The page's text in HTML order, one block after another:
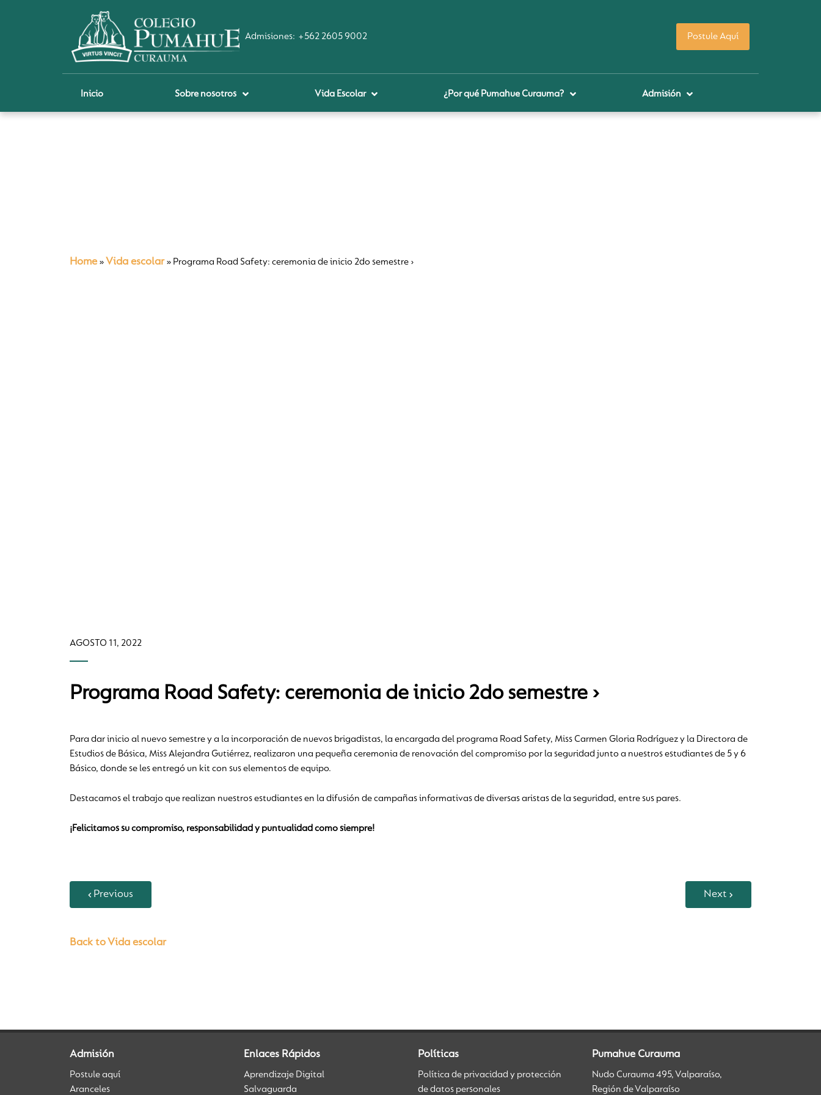
Admisiones: +562 2605 9002 Postule Aquí
Inicio Sobre nosotros Vida Escolar ¿Por qué Pumahue Curauma? Admisión
Home » Vida escolar» Programa Road Safety: ceremonia de inicio 2do semestre ›
AGOSTO 11, 2022
Programa Road Safety: ceremonia de inicio 2do semestre ›
Para dar inicio al nuevo semestre y a la incorporación de nuevos brigadistas, la encargada del programa Road Safety, Miss Carmen Gloria Rodríguez y la Directora de
Estudios de Básica, Miss Alejandra Gutiérrez, realizaron una pequeña ceremonia de renovación del compromiso por la seguridad junto a nuestros estudiantes de 5 y 6
Básico, donde se les entregó un kit con sus elementos de equipo.
Destacamos el trabajo que realizan nuestros estudiantes en la difusión de campañas informativas de diversas aristas de la seguridad, entre sus pares.
¡Felicitamos su compromiso, responsabilidad y puntualidad como siempre!
Previous Next
Back to Vida escolar
Admisión
Postule aquí
Aranceles
Enlaces Rápidos
Aprendizaje Digital
Salvaguarda
Políticas
Política de privacidad y protección
de datos personales
Pumahue Curauma
Nudo Curauma 495, Valparaíso,
Región de Valparaíso